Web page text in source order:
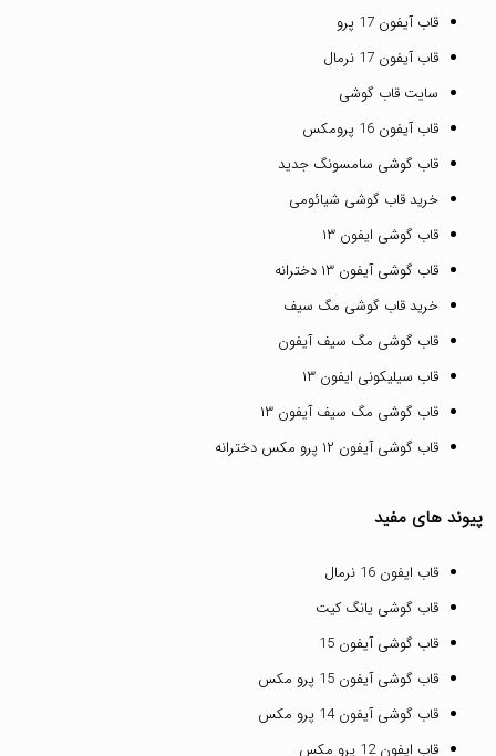
قاب آیفون 17 پرو
قاب آیفون 17 نرمال
سایت قاب گوشی
قاب آیفون 16 پرومکس
قاب گوشی سامسونگ جدید
خرید قاب گوشی شیائومی
قاب گوشی ایفون ۱۳
قاب گوشی آیفون ۱۳ دخترانه
خرید قاب گوشی مگ سیف
قاب گوشی مگ سیف آیفون
قاب سیلیکونی ایفون ۱۳
قاب گوشی مگ سیف آیفون ۱۳
قاب گوشی آیفون ۱۲ پرو مکس دخترانه
پیوند های مفید
قاب ایفون 16 نرمال
قاب گوشی یانگ کیت
قاب گوشی آیفون 15
قاب گوشی آیفون 15 پرو مکس
قاب گوشی آیفون 14 پرو مکس
قاب ایفون 12 پرو مکس